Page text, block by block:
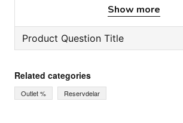
Show more
Product Question Title
Ask us something about this product...
Related categories
Outlet % Reservdelar